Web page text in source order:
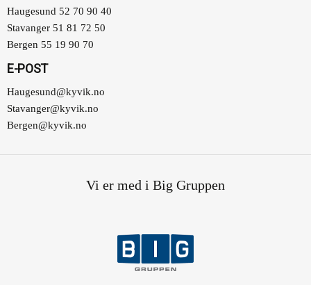
Haugesund 52 70 90 40
Stavanger 51 81 72 50
Bergen 55 19 90 70
E-POST
Haugesund@kyvik.no
Stavanger@kyvik.no
Bergen@kyvik.no
Vi er med i Big Gruppen